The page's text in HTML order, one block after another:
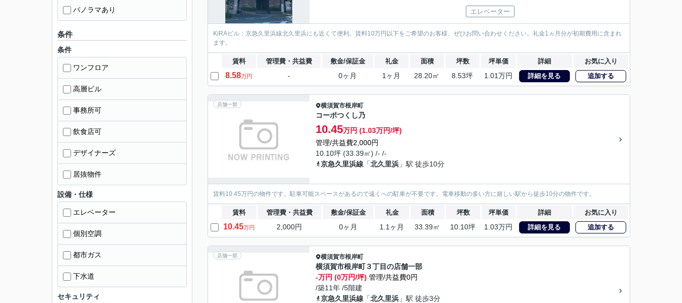
エレベーター
KiRAビル：京急久里浜線北久里浜にも近くて便利。賃料10万円以下をご希望のお客様、ぜひお問い合わせください。礼金1ヵ月分が初期費用に含まれ
ます。
賃料 管理費・共益費 敷金/保証金 礼金 面積 坪数 坪単価 詳細 お気に入り
8.58万円 - 0ヶ月 1ヶ月 28.20㎡ 8.53坪 1.01万円 詳細を見る 追加する
店舗一部 横須賀市根岸町
コーポつくし乃
10.45万円 (1.03万円/坪)
管理/共益費2,000円
10.10坪 (33.39㎡) /- /-
京急久里浜線 「北久里浜 」駅 徒歩10分
賃料10.45万円の物件です。駐車可能スペースがあるので遠くへの駐車が不要です。電車移動の多い方に嬉しい駅から徒歩10分の物件です。
賃料 管理費・共益費 敷金/保証金 礼金 面積 坪数 坪単価 詳細 お気に入り
10.45万円 2,000円 0ヶ月 1.1ヶ月 33.39㎡ 10.10坪 1.03万円 詳細を見る 追加する
店舗一部 横須賀市根岸町
横須賀市根岸町３丁目の店舗一部
-万円 (0万円/坪) 管理/共益費0円
/築11年 /5階建
京急久里浜線 「北久里浜 」駅 徒歩3分
パノラマあり
条件
条件
ワンフロア
高層ビル
事務所可
飲食店可
デザイナーズ
居抜物件
設備・仕様
エレベーター
個別空調
都市ガス
下水道
セキュリティ